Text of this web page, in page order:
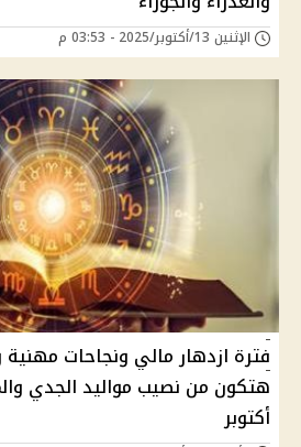
الإثنين 13/أكتوبر/2025 - 03:53 م
فترة ازدهار مالي ونجاحات
هتكون من نصيب مواليد الجدي
أكتوبر